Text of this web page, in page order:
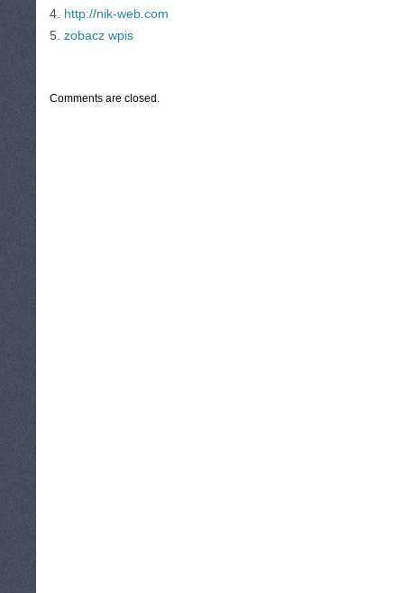
4. http://nik-web.com
5. zobacz wpis
Comments are closed.